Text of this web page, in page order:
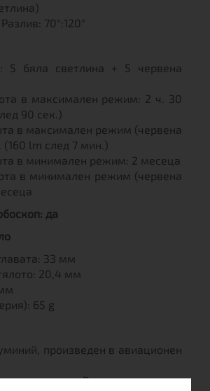
70°:120°
5 бяла светлина + 5 червена
в максимален режим: 2 ч. 30
90 сек.)
в максимален режим (червена
(160 lm след 7 мин.)
в минимален режим: 2 месеца
в минимален режим (червена
да
33 мм
20,4 мм
65 g
произведен в авиационен
покритие: Висококачествено